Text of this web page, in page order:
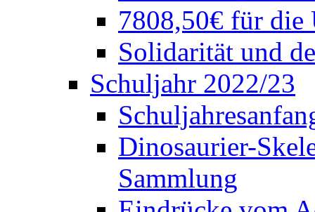
7808,50€ für die
Solidarität und
Schuljahr 2022/23
Dinosaurier-
Sammlung